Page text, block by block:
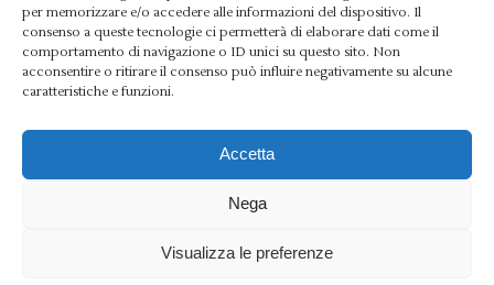
per memorizzare e/o accedere alle informazioni del dispositivo. Il
consenso a queste tecnologie ci permetterà di elaborare dati come il
comportamento di navigazione o ID unici su questo sito. Non
acconsentire o ritirare il consenso può influire negativamente su alcune
caratteristiche e funzioni.
Accetta
Nega
Visualizza le preferenze
24 OCTOBER 2016 NEWS TENNIS
Aniene ko 5-1 a Prato
nella seconda giornata
di A1
Dopo il brillante esordio di domenica
sul Tennis Club Triestino, la formazione